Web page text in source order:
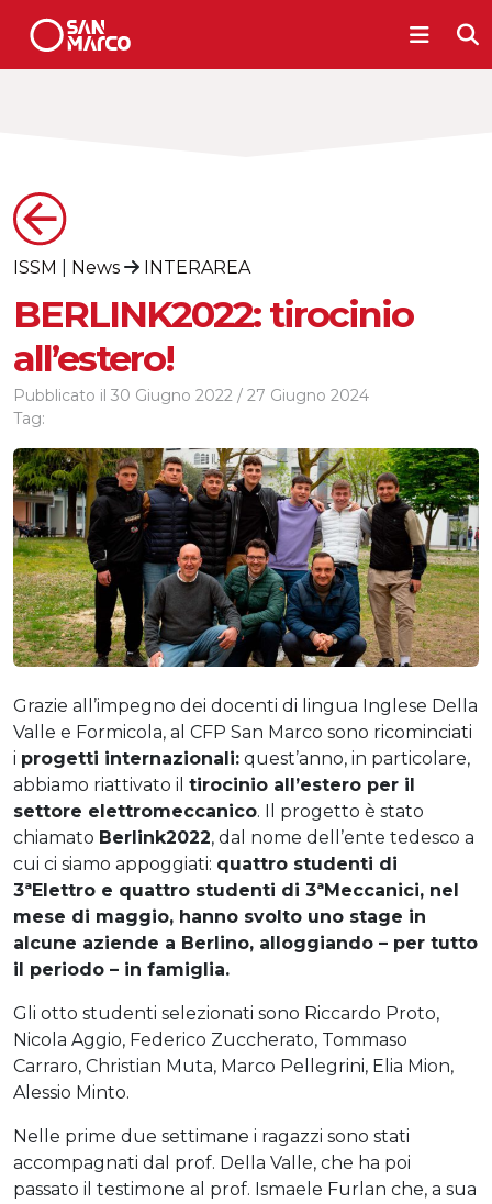
ISSM News INTERAREA
BERLINK2022: tirocinio
all’estero!
Pubblicato il 30 Giugno 2022 / 27 Giugno 2024
Tag:
Grazie all’impegno dei docenti di lingua Inglese Della
Valle e Formicola, al CFP San Marco sono ricominciati
i progetti internazionali: quest’anno, in particolare,
abbiamo riattivato il tirocinio all’estero per il
settore elettromeccanico. Il progetto è stato
chiamato Berlink2022, dal nome dell’ente tedesco a
cui ci siamo appoggiati: quattro studenti di
3ªElettro e quattro studenti di 3ªMeccanici, nel
mese di maggio, hanno svolto uno stage in
alcune aziende a Berlino, alloggiando – per tutto
il periodo – in famiglia.
Gli otto studenti selezionati sono Riccardo Proto,
Nicola Aggio, Federico Zuccherato, Tommaso
Carraro, Christian Muta, Marco Pellegrini, Elia Mion,
Alessio Minto.
Nelle prime due settimane i ragazzi sono stati
accompagnati dal prof. Della Valle, che ha poi
passato il testimone al prof. Ismaele Furlan che, a sua